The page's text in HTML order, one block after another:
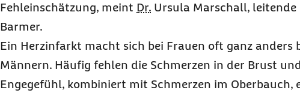
Fehleinschätzung, meint Dr. Ursula Marschall, leitende
Barmer.
Ein Herzinfarkt macht sich bei Frauen oft ganz anders
Männern. Häufig fehlen die Schmerzen in der Brust
Engegefühl, kombiniert mit Schmerzen im Oberbauch,